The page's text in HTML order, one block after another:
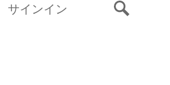
サインイン